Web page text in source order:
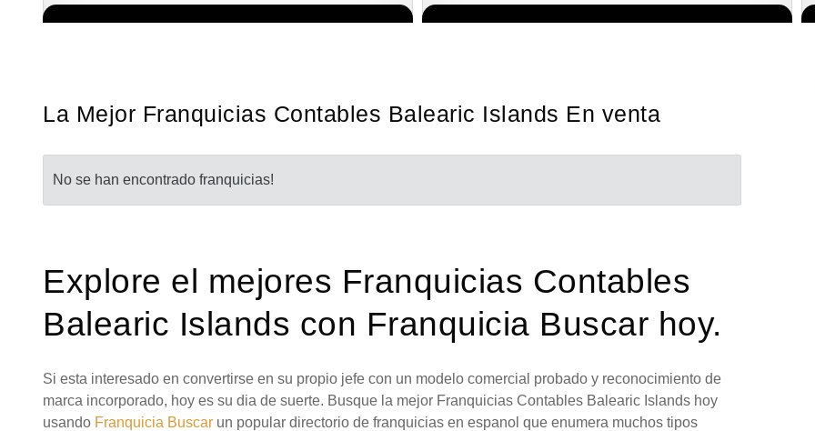
La Mejor Franquicias Contables Balearic Islands En venta
No se han encontrado franquicias!
Explore el mejores Franquicias Contables
Balearic Islands con Franquicia Buscar hoy.
Si esta interesado en convertirse en su propio jefe con un modelo comercial probado y reconocimiento de
marca incorporado, hoy es su dia de suerte. Busque la mejor Franquicias Contables Balearic Islands hoy
usando Franquicia Buscar un popular directorio de franquicias en espanol que enumera muchos tipos